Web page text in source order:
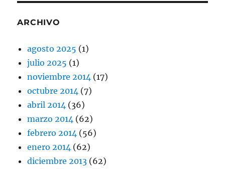
ARCHIVO
agosto 2025 (1)
julio 2025 (1)
noviembre 2014 (17)
octubre 2014 (7)
abril 2014 (36)
marzo 2014 (62)
febrero 2014 (56)
enero 2014 (62)
diciembre 2013 (62)